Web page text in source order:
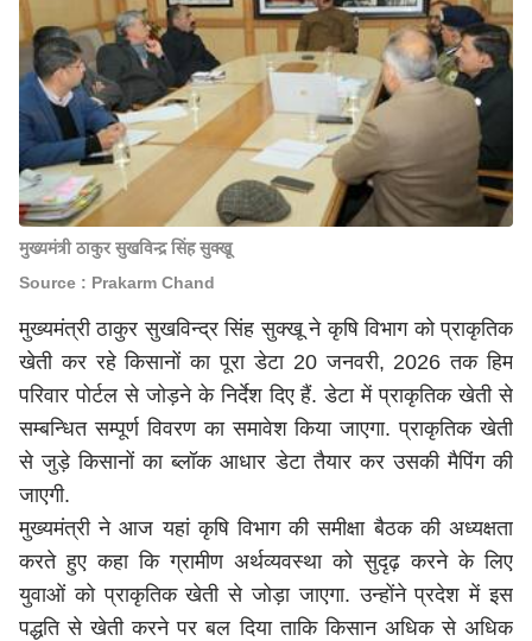
मुख्यमंत्री ठाकुर सुखविन्द्र सिंह सुक्खू
Source : Prakarm Chand
मुख्यमंत्री ठाकुर सुखविन्द्र सिंह सुक्खू ने कृषि विभाग को प्राकृतिक
खेती कर रहे किसानों का पूरा डेटा 20 जनवरी, 2026 तक हिम
परिवार पोर्टल से जोड़ने के निर्देश दिए हैं. डेटा में प्राकृतिक खेती से
सम्बन्धित सम्पूर्ण विवरण का समावेश किया जाएगा. प्राकृतिक खेती
से जुड़े किसानों का ब्लॉक आधार डेटा तैयार कर उसकी मैपिंग की
जाएगी.
मुख्यमंत्री ने आज यहां कृषि विभाग की समीक्षा बैठक की अध्यक्षता
करते हुए कहा कि ग्रामीण अर्थव्यवस्था को सुदृढ़ करने के लिए
युवाओंको प्राकृतिक खेती से जोड़ा जाएगा. उन्होंने प्रदेश में इस
पद्धति से खेती करने पर बल दिया ताकि किसान अधिक से अधिक